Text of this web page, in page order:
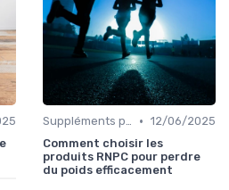
Suppléments pour la perte de poids • 12/06/2025
Comment choisir les
produits RNPC pour perdre
du poids efficacement